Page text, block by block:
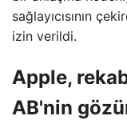
sağlayıcısının
izin verildi.
Apple,
AB'nin